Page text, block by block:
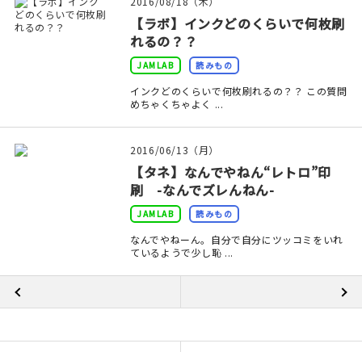
【ラボ】インクどのくらいで何枚刷
れるの？？
JAMLAB 読みもの
インクどのくらいで何枚刷れるの？？ この質問
めちゃくちゃよく ...
2016/06/13（月）
【タネ】なんでやねん“レトロ”印
刷 -なんでズレんねん-
JAMLAB 読みもの
なんでやねーん。自分で自分にツッコミをいれ
ているようで少し恥 ...